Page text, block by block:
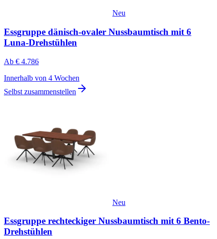
Neu
Essgruppe dänisch-ovaler Nussbaumtisch mit 6
Luna-Drehstühlen
Ab € 4.786
Innerhalb von 4 Wochen
Selbst zusammenstellen
Neu
Essgruppe rechteckiger Nussbaumtisch mit 6 Bento-
Drehstühlen